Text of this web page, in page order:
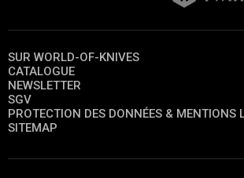
SUR WORLD-OF-KNIVES
CATALOGUE
NEWSLETTER
SGV
PROTECTION DES DONNÉES & MENTIONS
SITEMAP